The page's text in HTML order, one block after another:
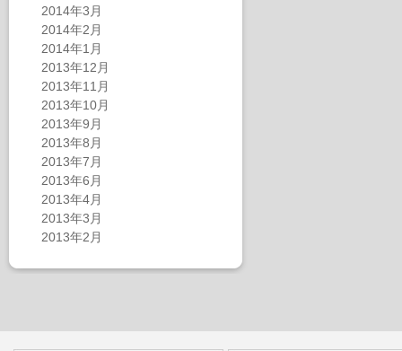
2014年3月
2014年2月
2014年1月
2013年12月
2013年11月
2013年10月
2013年9月
2013年8月
2013年7月
2013年6月
2013年4月
2013年3月
2013年2月